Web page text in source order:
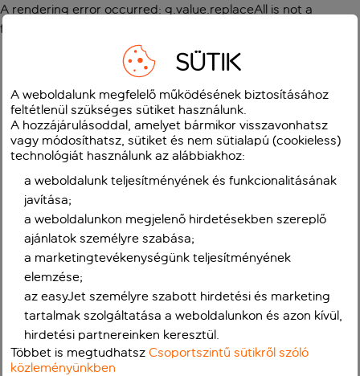
A rendering error occurred: g.value.replaceAll is not a
function
SÜTIK
A weboldalunk megfelelő működésének biztosításához
feltétlenül szükséges sütiket használunk.
A hozzájárulásoddal, amelyet bármikor visszavonhatsz
vagy módosíthatsz, sütiket és nem sütialapú (cookieless)
technológiát használunk az alábbiakhoz:
a weboldalunk teljesítményének és funkcionalitásának
javítása;
a weboldalunkon megjelenő hirdetésekben szereplő
ajánlatok személyre szabása;
a marketingtevékenységünk teljesítményének
elemzése;
az easyJet személyre szabott hirdetési és marketing
tartalmak szolgáltatása a weboldalunkon és azon kívül,
hirdetési partnereinken keresztül.
Többet is megtudhatszCsoportszintű sütikről szóló
közleményünkben